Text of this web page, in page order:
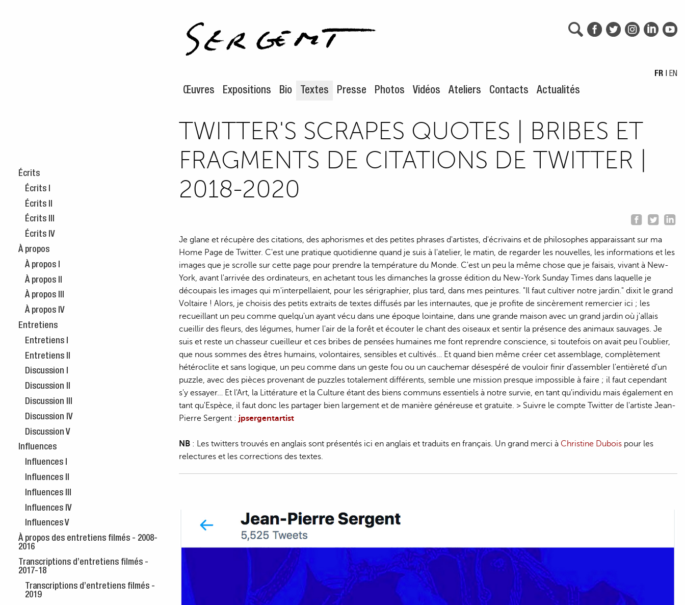
FR | EN
Œuvres Expositions Bio Textes Presse Photos Vidéos Ateliers Contacts Actualités
Écrits
Écrits I
Écrits II
Écrits III
Écrits IV
À propos
À propos I
À propos II
À propos III
À propos IV
Entretiens
Entretiens I
Entretiens II
Discussion I
Discussion II
Discussion III
Discussion IV
Discussion V
Influences
Influences I
Influences II
Influences III
Influences IV
Influences V
À propos des entretiens filmés - 2008-
2016
Transcriptions d’entretiens filmés -
2017-18
Transcriptions d’entretiens filmés -
2019
TWITTER'S SCRAPES QUOTES | BRIBES ET
FRAGMENTS DE CITATIONS DE TWITTER |
2018-2020
Je glane et récupère des citations, des aphorismes et des petites phrases d'artistes, d'écrivains et de philosophes apparaissant sur ma
Home Page de Twitter. C'est une pratique quotidienne quand je suis à l'atelier, le matin, de regarder les nouvelles, les informations et les
images que je scrolle sur cette page pour prendre la température du Monde. C'est un peu la même chose que je faisais, vivant à New-
York, avant l'arrivée des ordinateurs, en achetant tous les dimanches la grosse édition du New-York Sunday Times dans laquelle je
découpais les images qui m'interpellaient, pour les sérigraphier, plus tard, dans mes peintures. "Il faut cultiver notre jardin." dixit le grand
Voltaire ! Alors, je choisis des petits extraits de textes diffusés par les internautes, que je profite de sincèrement remercier ici ; les
recueillant un peu comme quelqu'un ayant vécu dans une époque lointaine, dans une grande maison avec un grand jardin où j'allais
cueillir des fleurs, des légumes, humer l'air de la forêt et écouter le chant des oiseaux et sentir la présence des animaux sauvages. Je
suis et reste un chasseur cueilleur et ces bribes de pensées humaines me font reprendre conscience, si toutefois on avait peu l'oublier,
que nous sommes des êtres humains, volontaires, sensibles et cultivés… Et quand bien même créer cet assemblage, complètement
hétéroclite et sans logique, un peu comme dans un geste fou ou un cauchemar désespéré de vouloir finir d'assembler l'entièreté d'un
puzzle, avec des pièces provenant de puzzles totalement différents, semble une mission presque impossible à faire ; il faut cependant
s'y essayer… Et l'Art, la Littérature et la Culture étant des biens communs essentiels à notre survie, en tant qu'individu mais également en
tant qu'Espèce, il faut donc les partager bien largement et de manière généreuse et gratuite. > Suivre le compte Twitter de l'artiste Jean-
Pierre Sergent : jpsergentartist
NB : Les twitters trouvés en anglais sont présentés ici en anglais et traduits en français. Un grand merci à Christine Dubois pour les
relectures et les corrections des textes.